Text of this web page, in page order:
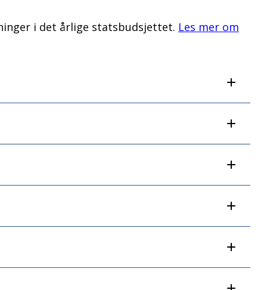
i det årlige statsbudsjettet. Les mer om